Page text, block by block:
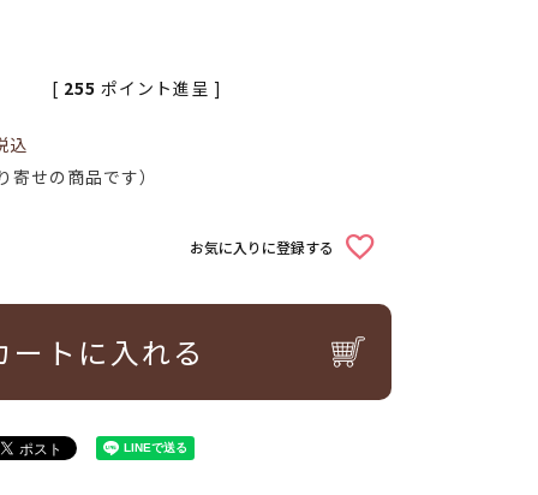
込
[ 255 ポイント進呈 ]
せの商品です）
お気に入りに登録する
ートに入れる